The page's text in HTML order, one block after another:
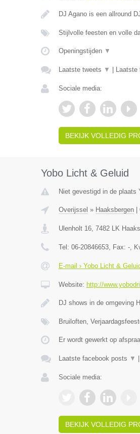
DJ Agano is een allround
Stijlvolle feesten en volle
Openingstijden ▼
Laatste tweets ▼ Laatste
Sociale media:
BEKIJK VOLLEDIG
Yobo Licht & Geluid
Niet gevestigd in de plaats
Overijssel » Haaksbergen|
Ulenholt 16, 7482 LK
Tel: 06-20846653, Fax: -,
E-mail › Yobo Licht &
Website: http://
DJ shows in de omgeving
Bruiloften,
Er wordt gewerkt op
Laatste facebook posts ▼
Sociale media:
BEKIJK VOLLEDIG